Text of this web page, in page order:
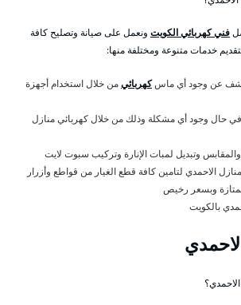
فني كهربائي الكويت ونعمل على صيانة وتصليح كافة
خدمات متنوعة ومختلفة منها:
عن وجود أي ماسكهربائيمن خلال استخدام أجهزة
في حال وجود أي مشكلة وذلك من خلال كهربائي منازل
وتبديل لمبات الإنارة وتركيب سبوت لايت
منازل الاحمدي لتامين كافة قطع الغيار من قواطع وأزرار
وبسعر رخيص
بالكويت